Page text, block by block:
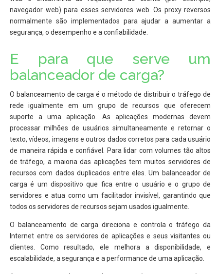
navegador web) para esses servidores web. Os proxy reversos
normalmente são implementados para ajudar a aumentar a
segurança, o desempenho e a confiabilidade.
E para que serve um
balanceador de carga?
O balanceamento de carga é o método de distribuir o tráfego de
rede igualmente em um grupo de recursos que oferecem
suporte a uma aplicação. As aplicações modernas devem
processar milhões de usuários simultaneamente e retornar o
texto, vídeos, imagens e outros dados corretos para cada usuário
de maneira rápida e confiável. Para lidar com volumes tão altos
de tráfego, a maioria das aplicações tem muitos servidores de
recursos com dados duplicados entre eles. Um balanceador de
carga é um dispositivo que fica entre o usuário e o grupo de
servidores e atua como um facilitador invisível, garantindo que
todos os servidores de recursos sejam usados igualmente.
O balanceamento de carga direciona e controla o tráfego da
Internet entre os servidores de aplicações e seus visitantes ou
clientes. Como resultado, ele melhora a disponibilidade, e
escalabilidade, a segurança e a performance de uma aplicação.